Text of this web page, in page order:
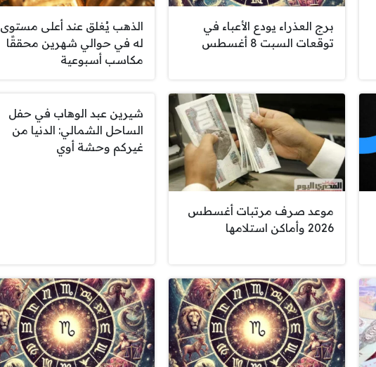
برج العذراء يودع الأعباء في
توقعات السبت 8 أغسطس
الذهب يُغلق عند أعلى مستوى
له في حوالي شهرين محققًا
مكاسب أسبوعية
موعد صرف مرتبات أغسطس
2026 وأماكن استلامها
شيرين عبد الوهاب في حفل
الساحل الشمالي: الدنيا من
غيركم وحشة أوي